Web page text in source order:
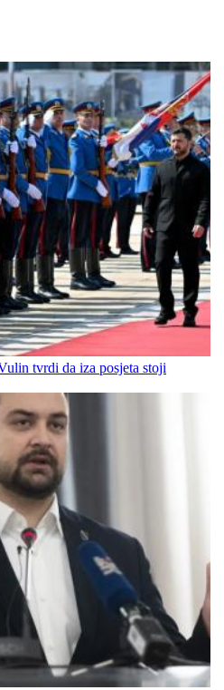
tvrdi da iza posjeta stoji